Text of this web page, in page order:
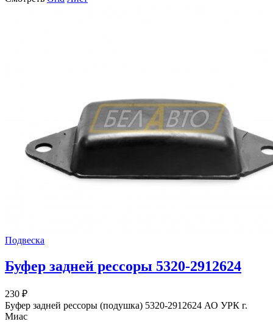
Подвеска
Буфер задней рессоры 5320-2912624
230 ₽
Буфер задней рессоры (подушка) 5320-2912624 АО УРК г.
Миас